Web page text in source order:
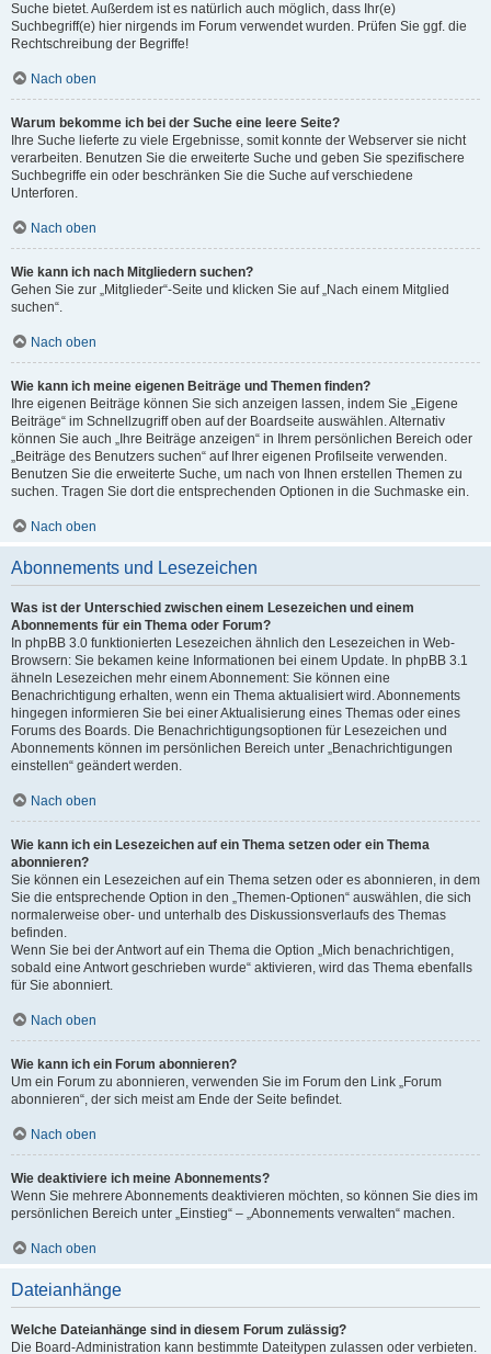
Suche bietet. Außerdem ist es natürlich auch möglich, dass Ihr(e)
Suchbegriff(e) hier nirgends im Forum verwendet wurden. Prüfen Sie ggf. die
Rechtschreibung der Begriffe!
Nach oben
Warum bekomme ich bei der Suche eine leere Seite?
Ihre Suche lieferte zu viele Ergebnisse, somit konnte der Webserver sie nicht
verarbeiten. Benutzen Sie die erweiterte Suche und geben Sie spezifischere
Suchbegriffe ein oder beschränken Sie die Suche auf verschiedene
Unterforen.
Nach oben
Wie kann ich nach Mitgliedern suchen?
Gehen Sie zur „Mitglieder“-Seite und klicken Sie auf „Nach einem Mitglied
suchen“.
Nach oben
Wie kann ich meine eigenen Beiträge und Themen finden?
Ihre eigenen Beiträge können Sie sich anzeigen lassen, indem Sie „Eigene
Beiträge“ im Schnellzugriff oben auf der Boardseite auswählen. Alternativ
können Sie auch „Ihre Beiträge anzeigen“ in Ihrem persönlichen Bereich oder
„Beiträge des Benutzers suchen“ auf Ihrer eigenen Profilseite verwenden.
Benutzen Sie die erweiterte Suche, um nach von Ihnen erstellen Themen zu
suchen. Tragen Sie dort die entsprechenden Optionen in die Suchmaske ein.
Nach oben
Abonnements und Lesezeichen
Was ist der Unterschied zwischen einem Lesezeichen und einem
Abonnements für ein Thema oder Forum?
In phpBB 3.0 funktionierten Lesezeichen ähnlich den Lesezeichen in Web-
Browsern: Sie bekamen keine Informationen bei einem Update. In phpBB 3.1
ähneln Lesezeichen mehr einem Abonnement: Sie können eine
Benachrichtigung erhalten, wenn ein Thema aktualisiert wird. Abonnements
hingegen informieren Sie bei einer Aktualisierung eines Themas oder eines
Forums des Boards. Die Benachrichtigungsoptionen für Lesezeichen und
Abonnements können im persönlichen Bereich unter „Benachrichtigungen
einstellen“ geändert werden.
Nach oben
Wie kann ich ein Lesezeichen auf ein Thema setzen oder ein Thema
abonnieren?
Sie können ein Lesezeichen auf ein Thema setzen oder es abonnieren, in dem
Sie die entsprechende Option in den „Themen-Optionen“ auswählen, die sich
normalerweise ober- und unterhalb des Diskussionsverlaufs des Themas
befinden.
Wenn Sie bei der Antwort auf ein Thema die Option „Mich benachrichtigen,
sobald eine Antwort geschrieben wurde“ aktivieren, wird das Thema ebenfalls
für Sie abonniert.
Nach oben
Wie kann ich ein Forum abonnieren?
Um ein Forum zu abonnieren, verwenden Sie im Forum den Link „Forum
abonnieren“, der sich meist am Ende der Seite befindet.
Nach oben
Wie deaktiviere ich meine Abonnements?
Wenn Sie mehrere Abonnements deaktivieren möchten, so können Sie dies im
persönlichen Bereich unter „Einstieg“ – „Abonnements verwalten“ machen.
Nach oben
Dateianhänge
Welche Dateianhänge sind in diesem Forum zulässig?
Die Board-Administration kann bestimmte Dateitypen zulassen oder verbieten.